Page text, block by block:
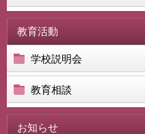
教育活動
学校説明会
教育相談
お知らせ